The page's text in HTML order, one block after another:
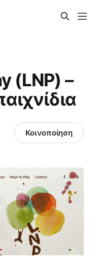
(LNP) –
Κοινοποίηση